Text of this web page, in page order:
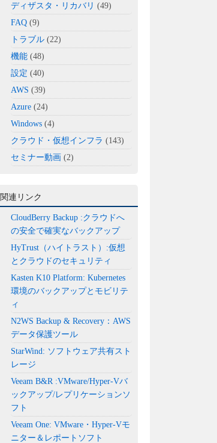
ディザスタ・リカバリ (49)
FAQ (9)
トラブル (22)
機能 (48)
設定 (40)
AWS (39)
Azure (24)
Windows (4)
クラウド・仮想インフラ (143)
セミナー動画 (2)
関連リンク
CloudBerry Backup :クラウドへ
の安全で確実なバックアップ
HyTrust（ハイトラスト）:仮想
とクラウドのセキュリティ
Kasten K10 Platform: Kubernetes
環境のバックアップとモビリテ
ィ
N2WS Backup & Recovery：AWS
データ保護ツール
StarWind: ソフトウェア共有スト
レージ
Veeam B&R :VMware/Hyper-Vバ
ックアップ/レプリケーションソ
フト
Veeam One: VMware・Hyper-Vモ
ニター＆レポートソフト